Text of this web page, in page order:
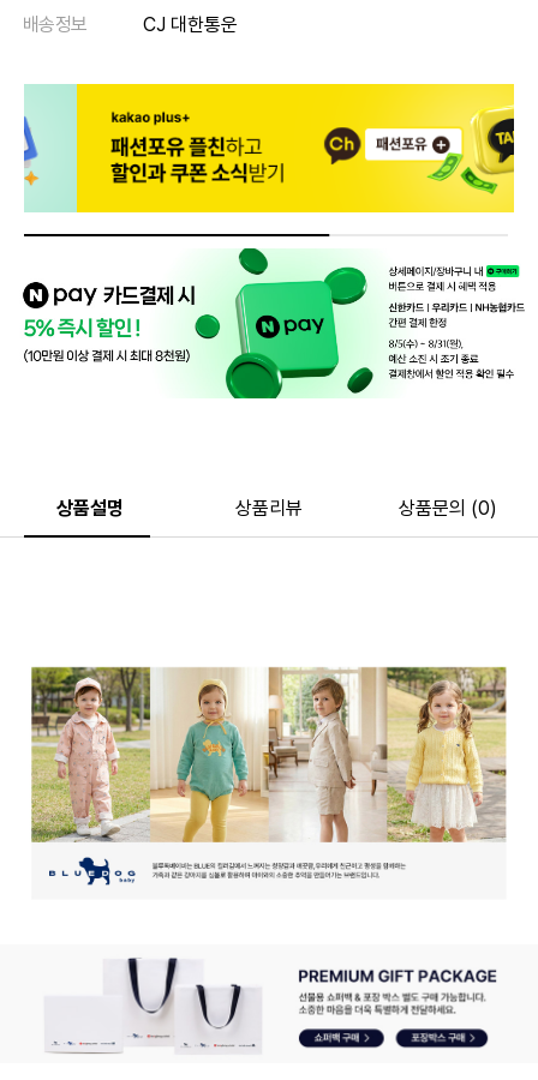
배송정보
CJ 대한통운
상품설명 상품리뷰 상품문의 (0)